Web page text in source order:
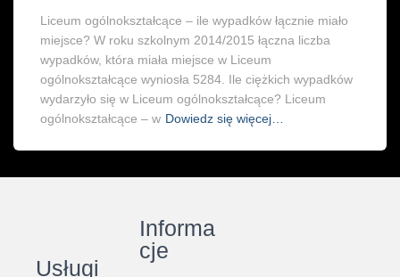
Liceum ogólnokształcące – ile wypadków łącznie miało
miejsce? W roku szkolnym 2014/2015 łączna liczba
wypadków, która miała miejsce w Liceum
ogólnokształcące wyniosła 5284. Ile ciężkich wypadków
wydarzyło się w Liceum ogólnokształcące? Liceum
ogólnokształcące – w Dowiedz się więcej…
Usługi
Informa
cje